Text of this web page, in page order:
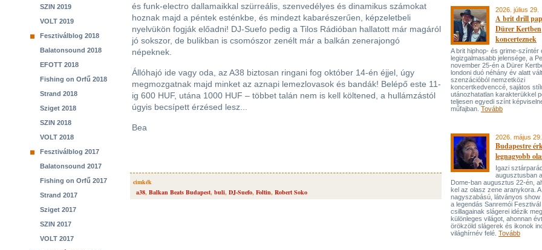
SZIN 2019
VOLT 2019
Fesztiválblog 2018
Balatonsound 2018
EFOTT 2018
Fishing on Orfű 2018
Strand 2018
Sziget 2018
SZIN 2018
VOLT 2018
Fesztiválblog 2017
Balatonsound 2017
Fishing on Orfű 2017
Strand 2017
Sziget 2017
SZIN 2017
VOLT 2017
és funk-electro dallamaikkal szürreális, szenvedélyes és dinamikus számokat
hoznak majd a péntek esténkbe, és mindezt kabarészerűen, képzeletbeli
nyelvükön fogják előadni! DJ-Suefo pedig a Tilos Rádióban hallatott már magáról
jó sokszor, de bulikban is csomószor zenélt már a balkán zenerajongó
népeknek.
Állóhajó ide vagy oda, az A38 biztosan ringani fog október 14-én éjjel, úgy
megmozgatnak majd minket az aznapi lemezlovasok és bandák! Belépő este 11-
ig 600 HUF, utána 1000 HUF – többet talán nem is kell költened, a hullámzástól
úgyis becsípett érzésed lesz...
Bea
cimkék
a38, Balkan Beats Budapest, buli, DJ-Suefo, Foltin, Robert Soko
2026. július 29.
A brit drill
Dürer Kertben
koncerteznek
A brit hiphop- és grime-színtér
legizgalmasabb jelensége, a
november 25-én a Dürer
londoni duó néhány év alatt
szenzációból nemzetközi
koncertkedvenccé, sajátos
utánozhatatlan karakterükkel
teljesen egyedi színt
műfajban. Tovább
2026. május 29.
Budapestre
legnagyobb
Igazi
augusztusban
Dome-ban augusztus 22-én,
kel az olasz zene aranykora. A
nagyszabású, látványos show
a legendás Sanremói Fesztivál
csillagainak slágerei idézik
különleges világot, ahonnan
örökzöld slágerek és ikonok
világhírnév felé. Tovább